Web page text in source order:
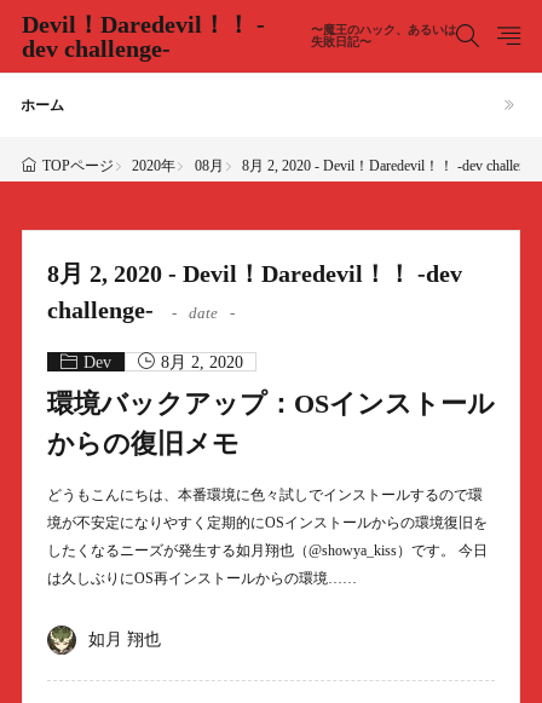
Devil！Daredevil！！ -
dev challenge-
〜魔王のハック、あるいは
失敗日記〜
ホーム
TOPページ 2020年 08月 8月 2, 2020 - Devil！Daredevil！！ -dev
8月 2, 2020 - Devil！Daredevil！！ -dev
challenge-
date
Dev 8月 2, 2020
環境バックアップ：OSインストール
からの復旧メモ
どうもこんにちは、本番環境に色々試しでインストールするので環
境が不安定になりやすく定期的にOSインストールからの環境復旧を
したくなるニーズが発生する如月翔也（@showya_kiss）です。 今日
は久しぶりにOS再インストールからの環境……
如月 翔也